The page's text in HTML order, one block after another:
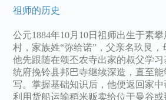
祖师的历史
公元1884年10月10日祖师出生于素
村，家族姓“弥给诺”，父亲名玖艮
他先跟随在颂丕农寺出家的叔父学
统府挽铃县邦巴寺继续深造，直至
写。掌握基础知识后，他便返回家
利用货船运输稻米贩卖给位于曼谷